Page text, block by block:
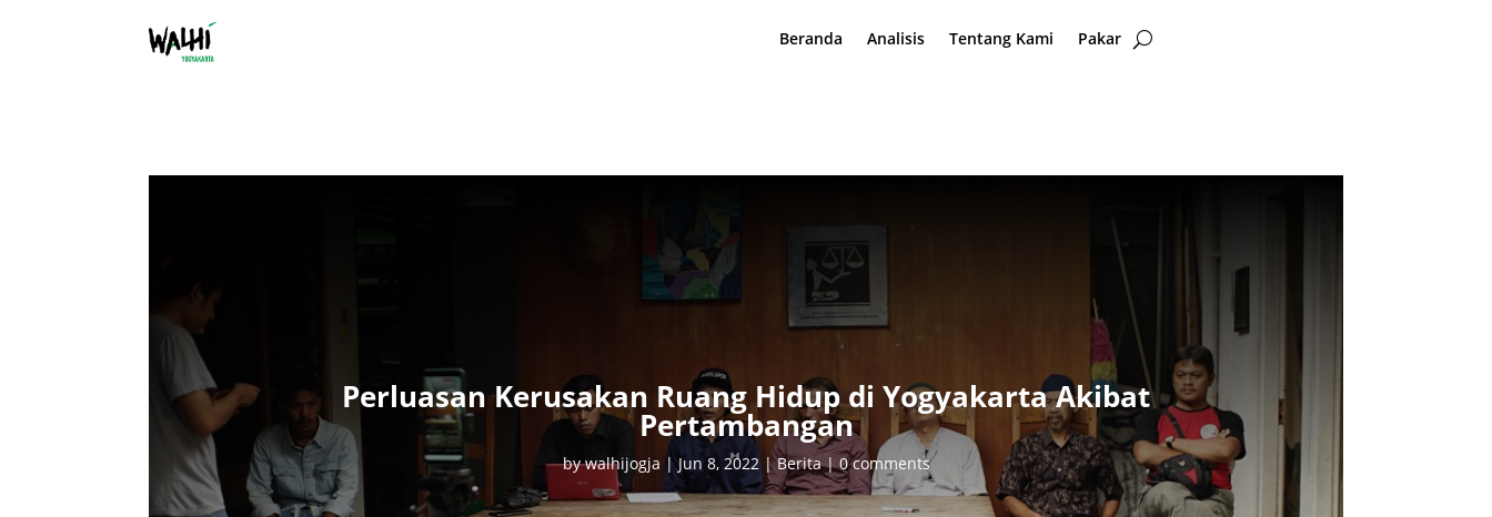
Beranda Analisis Tentang Kami Pakar
Perluasan Kerusakan Ruang Hidup di Yogyakarta Akibat
Pertambangan
bywalhijogja |Jun 8, 2022|Berita|0 comments